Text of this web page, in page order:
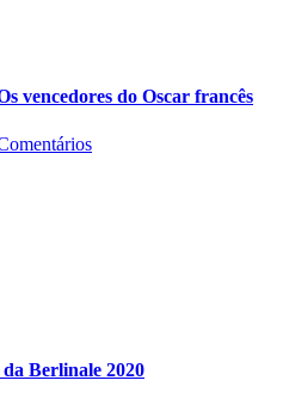
vencedores do Oscar francês
Berlinale 2020